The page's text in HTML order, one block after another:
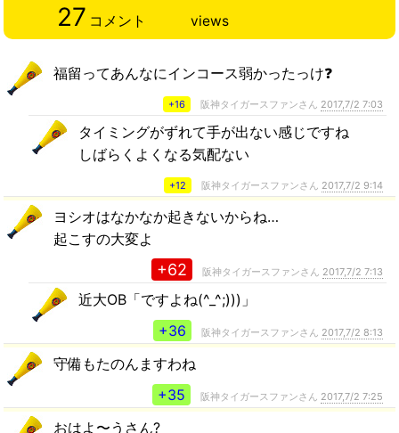
27 コメント views
福留ってあんなにインコース弱かったっけ❓
+16 阪神タイガースファンさん 2017,7/2 7:03
タイミングがずれて手が出ない感じですね
しばらくよくなる気配ない
+12 阪神タイガースファンさん 2017,7/2 9:14
ヨシオはなかなか起きないからね…
起こすの大変よ
+62 阪神タイガースファンさん 2017,7/2 7:13
近大OB「ですよね(^_^;)))」
+36
阪神タイガースファンさん 2017,7/2 8:13
守備もたのんますわね
+35
阪神タイガースファンさん 2017,7/2 7:25
おはよ〜うさん?